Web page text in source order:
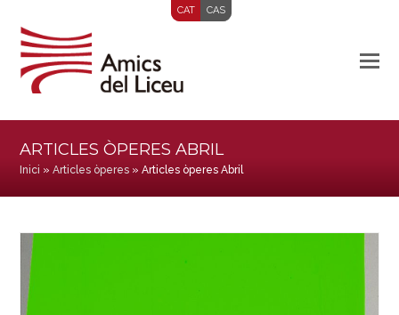
CAT CAS
ARTICLES ÒPERES ABRIL
Inici »Articles òperes »Articles òperes Abril